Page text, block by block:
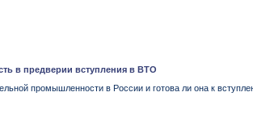
в предверии вступления в ВТО
промышленности в России и готова ли она к